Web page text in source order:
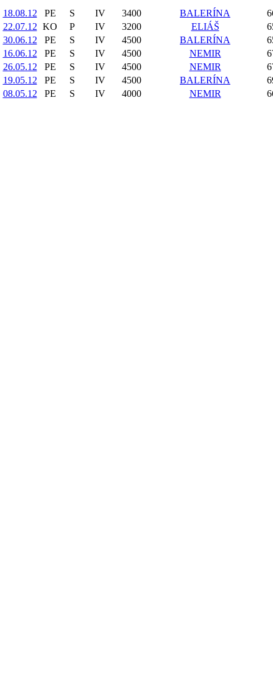
18.08.12
PE S IV 3400 BALERÍNA
22.07.12 KO P IV 3200 ELIÁŠ
30.06.12
PE S IV 4500 BALERÍNA
16.06.12
PE S IV 4500 NEMIR
26.05.12
PE S IV 4500 NEMIR
19.05.12
PE S IV 4500 BALERÍNA
08.05.12
PE S IV 4000 NEMIR